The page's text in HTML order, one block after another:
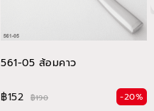
561-05 ส้อมคาว
฿152 ฿190 -20%